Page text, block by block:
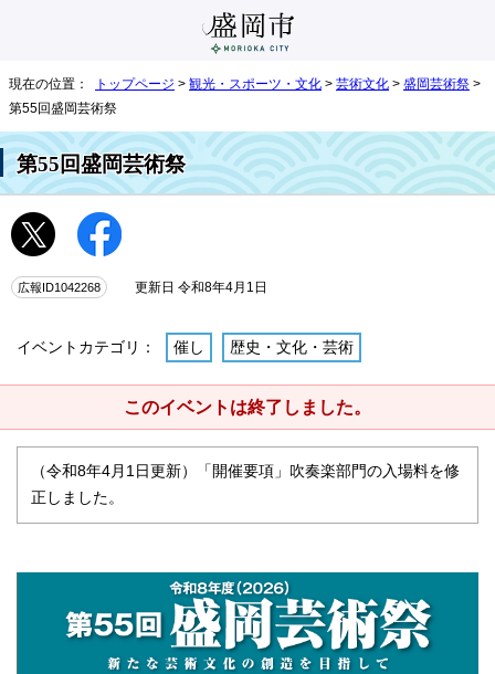
現在の位置： トップページ > 観光・スポーツ・文化 > 芸術文化 > 盛岡芸術祭 >
第55回盛岡芸術祭
第55回盛岡芸術祭
広報ID1042268 更新日 令和8年4月1日
イベントカテゴリ： 催し 歴史・文化・芸術
このイベントは終了しました。
（令和8年4月1日更新）「開催要項」吹奏楽部門の入場料を修
正しました。